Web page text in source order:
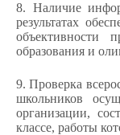
8. Наличие
результатах
объективности
образования и
9. Проверка
школьников
организации,
классе, работы